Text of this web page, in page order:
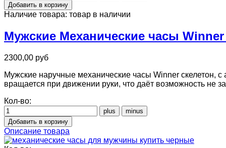
Наличие товара: товар в наличии
Мужские Механические часы
2300,00 руб
Мужские наручные механические часы Winner скелетон,
вращается при движении руки, что даёт возможность не
Кол-во:
Описание товара